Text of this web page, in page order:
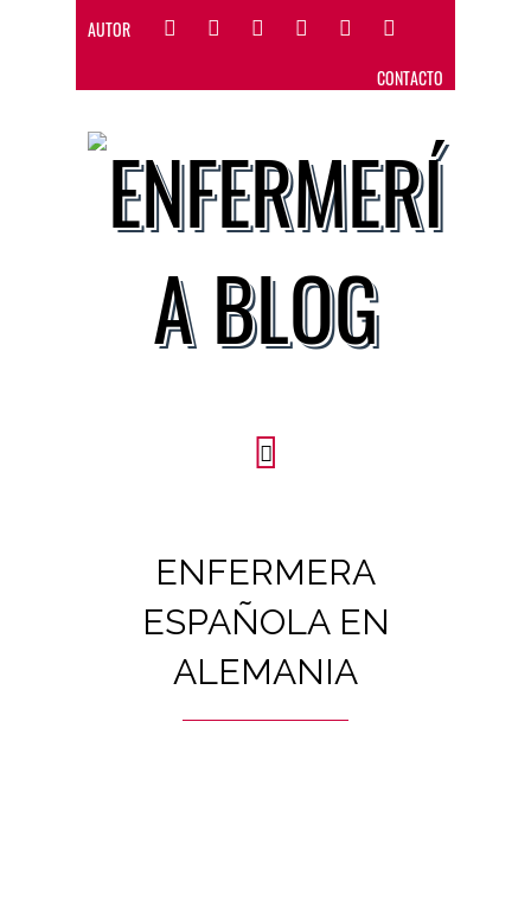
AUTOR
CONTACTO
ENFERMERA
ESPAÑOLA EN
ALEMANIA